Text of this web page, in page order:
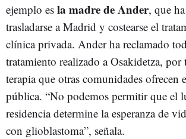
ejemplo es la madre de Ander, que
trasladarse a Madrid y costearse el
clínica privada. Ander ha reclamado
tratamiento realizado a Osakidetza, por
terapia que otras comunidades ofrecen
pública. “No podemos permitir que el
residencia determine la esperanza de
con glioblastoma”, señala.